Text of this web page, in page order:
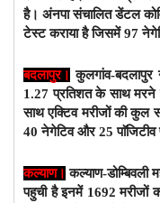
है।अंनपा संचालित डेंटल
टेस्ट कराया है जिसमें 97
बदलापुर। कुलगांव-
1.27 प्रतिशत के साथ मरने
साथ एक्टिव मरीजों की कुल
40नेगेटिव और 25 पाॅजिटीव
कल्याण। कल्याण-डोम्बिवली
पहुची है इनमें 1692 मरीजों